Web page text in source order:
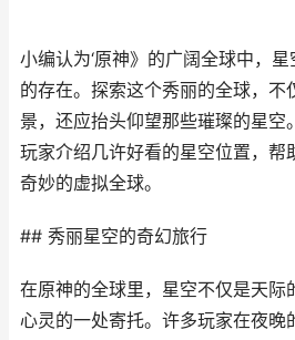
小编认为‘原神》的广阔全球中，
的存在。探索这个秀丽的全球，不
景，还应抬头仰望那些璀璨的星空
玩家介绍几许好看的星空位置，帮
奇妙的虚拟全球。
## 秀丽星空的奇幻旅行
在原神的全球里，星空不仅是天际
心灵的一处寄托。许多玩家在夜晚